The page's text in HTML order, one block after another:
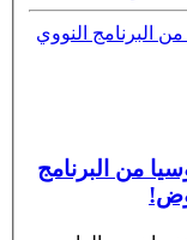
من البرنامج